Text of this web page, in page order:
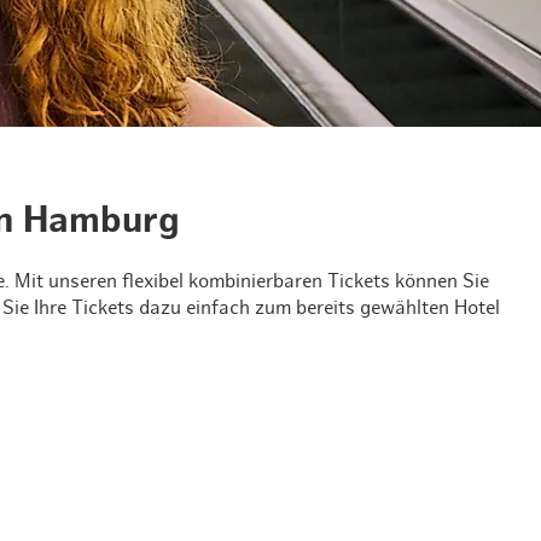
& Lifestyle
shoppen
essen & trinken
Hamburg
Mit unseren flexibel kombinierbaren Tickets können Sie
Ihre Tickets dazu einfach zum bereits gewählten Hotel